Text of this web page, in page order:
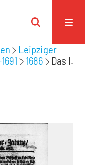
Leipziger
1686
Das I.